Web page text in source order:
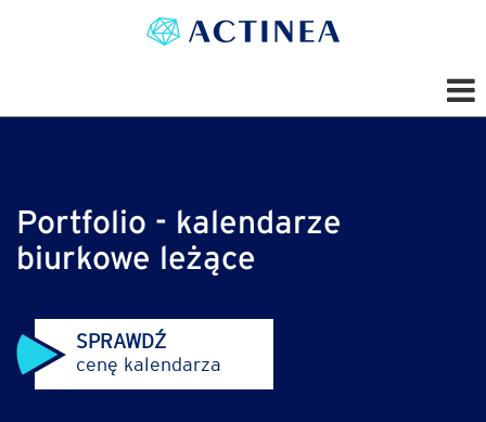
Portfolio - kalendarze
biurkowe leżące
SPRAWDŹ
cenę kalendarza